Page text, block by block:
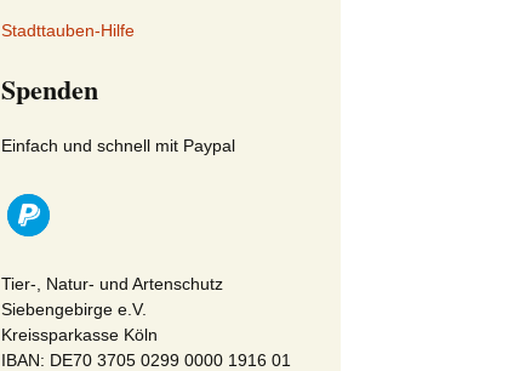
Stadttauben-Hilfe
Spenden
Einfach und schnell mit Paypal
Tier-, Natur- und Artenschutz
Siebengebirge e.V.
Kreissparkasse Köln
IBAN: DE70 3705 0299 0000 1916 01